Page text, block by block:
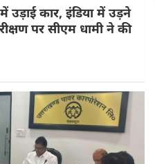
उड़ाई कार, इंडिया में उड़ने
पर सीएम धामी ने की